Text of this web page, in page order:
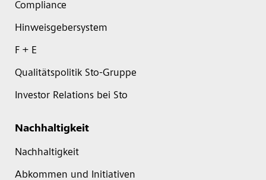
Compliance
Hinweisgebersystem
F + E
Qualitätspolitik Sto-Gruppe
Investor Relations bei Sto
Nachhaltigkeit
Nachhaltigkeit
Abkommen und Initiativen